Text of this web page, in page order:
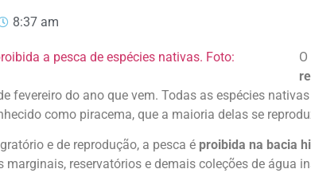
8:37 am
O
fevereiro do ano que vem. Todas as espécies
como piracema, que a maioria delas se
e de reprodução, a pesca é proibida na bacia
reservatórios e demais coleções de água